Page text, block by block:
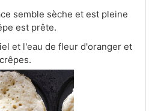
semble sèche et est pleine
est prête.
et l'eau de fleur d'oranger et